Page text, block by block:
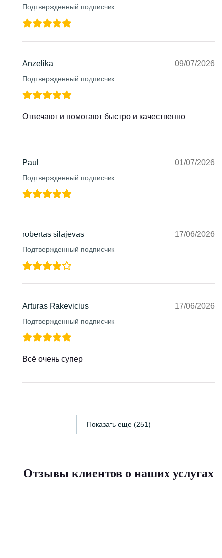
Подтвержденный подписчик
Anzelika
Подтвержденный подписчик
09/07/2026
Отвечают и помогают быстро и качественно
Paul
Подтвержденный подписчик
01/07/2026
robertas silajevas
Подтвержденный подписчик
17/06/2026
Arturas Rakevicius
Подтвержденный подписчик
17/06/2026
Всё очень супер
Показать еще (251)
Отзывы клиентов о наших услугах